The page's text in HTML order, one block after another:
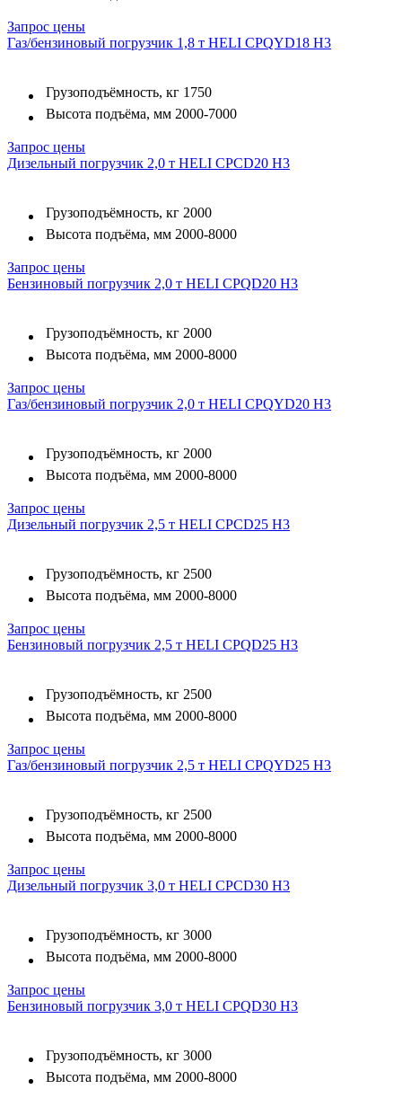
Запрос цены
Газ/бензиновый погрузчик 1,8 т HELI CPQYD18 H3
Грузоподъёмность, кг 1750
Высота подъёма, мм 2000-7000
Запрос цены
Дизельный погрузчик 2,0 т HELI CPCD20 H3
Грузоподъёмность, кг 2000
Высота подъёма, мм 2000-8000
Запрос цены
Бензиновый погрузчик 2,0 т HELI CPQD20 H3
Грузоподъёмность, кг 2000
Высота подъёма, мм 2000-8000
Запрос цены
Газ/бензиновый погрузчик 2,0 т HELI CPQYD20 H3
Грузоподъёмность, кг 2000
Высота подъёма, мм 2000-8000
Запрос цены
Дизельный погрузчик 2,5 т HELI CPCD25 H3
Грузоподъёмность, кг 2500
Высота подъёма, мм 2000-8000
Запрос цены
Бензиновый погрузчик 2,5 т HELI CPQD25 H3
Грузоподъёмность, кг 2500
Высота подъёма, мм 2000-8000
Запрос цены
Газ/бензиновый погрузчик 2,5 т HELI CPQYD25 H3
Грузоподъёмность, кг 2500
Высота подъёма, мм 2000-8000
Запрос цены
Дизельный погрузчик 3,0 т HELI CPCD30 H3
Грузоподъёмность, кг 3000
Высота подъёма, мм 2000-8000
Запрос цены
Бензиновый погрузчик 3,0 т HELI CPQD30 H3
Грузоподъёмность, кг 3000
Высота подъёма, мм 2000-8000